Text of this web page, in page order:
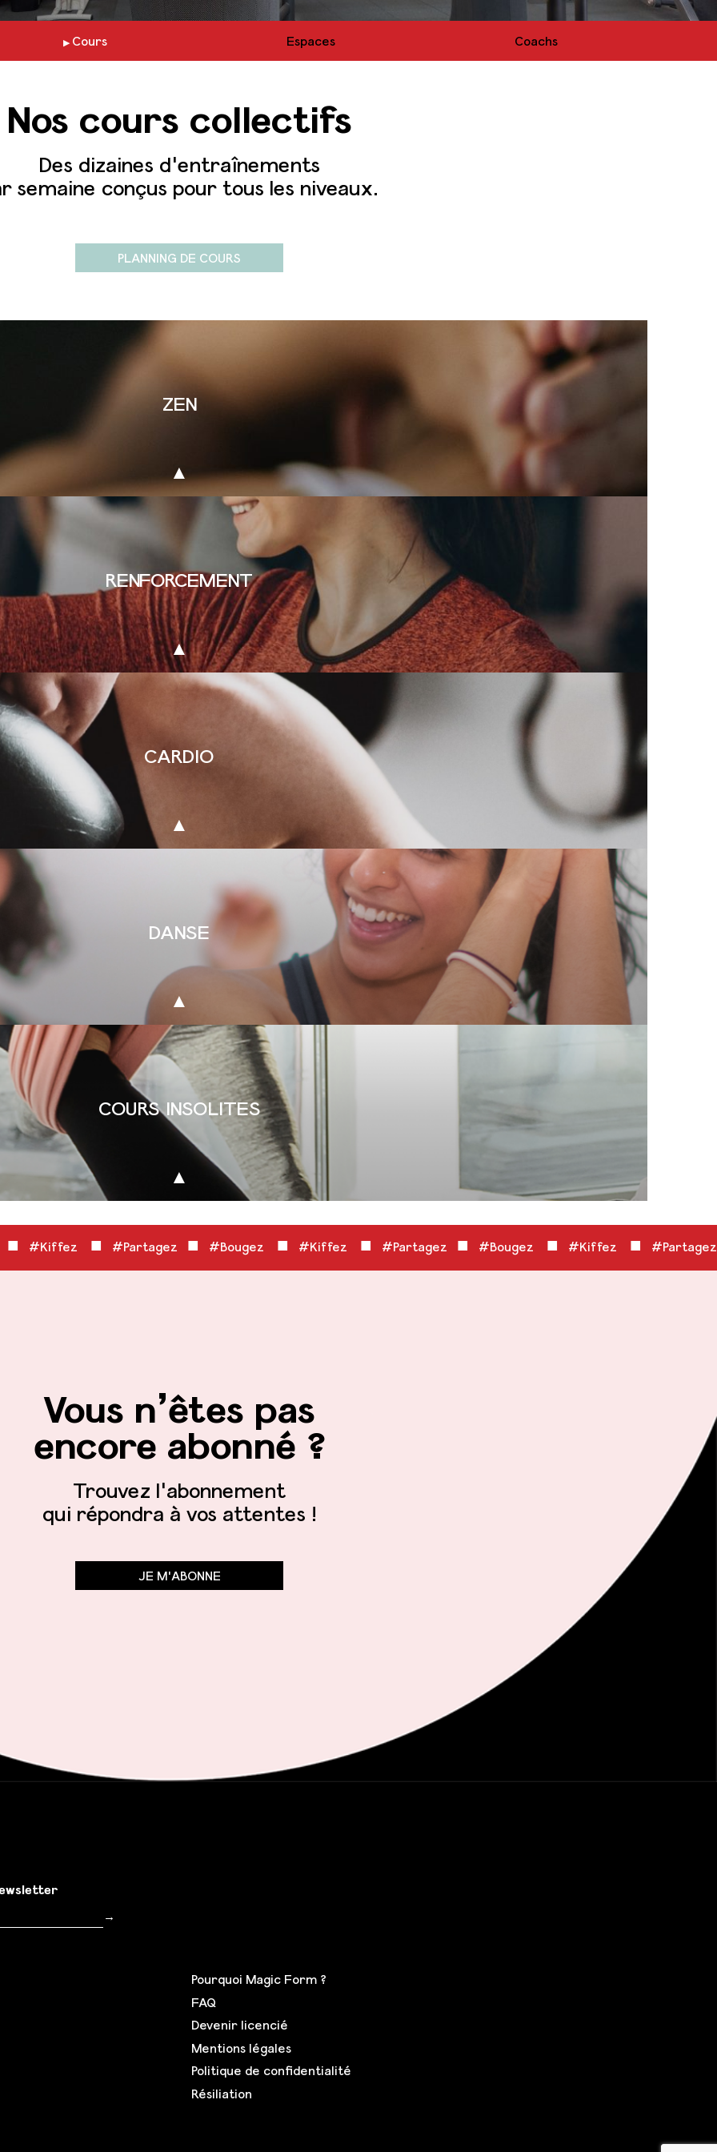
Cours Espaces Coachs
Nos cours collectifs
Des dizaines d'entraînements
semaine conçus pour tous les niveaux.
PLANNING DE COURS
ZEN
RENFORCEMENT
CARDIO
DANSE
COURS INSOLITES
■ #Kiffez ■ #Partagez ■ #Bougez ■ #Kiffez ■ #Partagez ■ #Bougez ■ #Kiffez ■ #Partagez
Vous n’êtes pas
encore abonné ?
Trouvez l'abonnement
qui répondra à vos attentes !
JE M'ABONNE
Inscription
→
Pourquoi Magic Form ?
FAQ
Devenir licencié
Mentions légales
Politique de confidentialité
Résiliation